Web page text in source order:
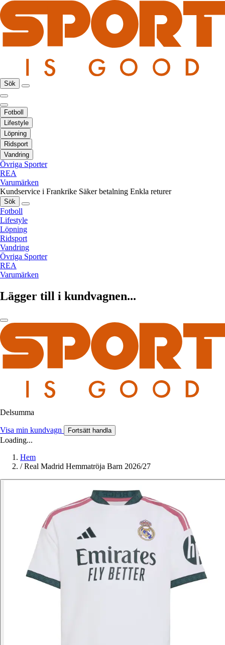
Sök
Fotboll
Lifestyle
Löpning
Ridsport
Vandring
Övriga Sporter
REA
Varumärken
Kundservice i Frankrike Säker betalning Enkla returer
Sök
Fotboll
Lifestyle
Löpning
Ridsport
Vandring
Övriga Sporter
REA
Varumärken
Lägger till i kundvagnen...
Delsumma
Visa min kundvagn Fortsätt handla
Loading...
Hem
/ Real Madrid Hemmatröja Barn 2026/27